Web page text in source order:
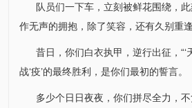
队员们一下车，立刻被鲜花围绕，此
作无声的拥抱，除了笑容，还有久别重逢
昔日，你们白衣执甲，逆行出征，“‘
战‘疫’的最终胜利，是你们最初的誓言。
多少个日日夜夜，你们拼尽全力，不